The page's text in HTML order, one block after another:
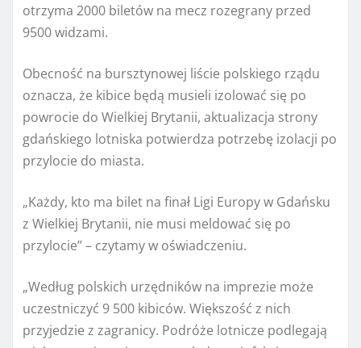
otrzyma 2000 biletów na mecz rozegrany przed
9500 widzami.
Obecność na bursztynowej liście polskiego rządu
oznacza, że ​​kibice będą musieli izolować się po
powrocie do Wielkiej Brytanii, aktualizacja strony
gdańskiego lotniska potwierdza potrzebę izolacji po
przylocie do miasta.
„Każdy, kto ma bilet na finał Ligi Europy w Gdańsku
z Wielkiej Brytanii, nie musi meldować się po
przylocie” – czytamy w oświadczeniu.
„Według polskich urzędników na imprezie może
uczestniczyć 9 500 kibiców. Większość z nich
przyjedzie z zagranicy. Podróże lotnicze podlegają